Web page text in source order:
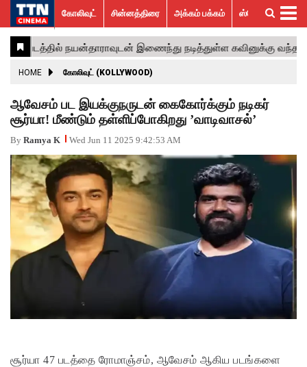
கோலிவுட்
சின்னத்திரை
பாலிவுட்
ஹாலிவுட்
அக்கம்
பக்கம்
ஸ்பெஷல்
ஸ்டோரீஸ்
விமர்சனம்
GALLERY
ACTRESS
ACTORS
MOVIESTILLS
EVENTS
VIDEOS
What’s
Hot
Trending
News
கோலிவுட் சின்னத்திரை அக்கம் பக்கம் ஸ்பெஷல் ஸ்டோரீஸ்
HOME கோலிவுட் (KOLLYWOOD)
ஆவேசம் பட இயக்குநருடன் கைகோர்க்கும் நடிகர்
சூர்யா! மீண்டும் தள்ளிப்போகிறது ’வாடிவாசல்’
By Ramya K Wed Jun 11 2025 9:42:53 AM
சூர்யா 47 படத்தை ரோமாஞ்சம், ஆவேசம் ஆகிய படங்களை